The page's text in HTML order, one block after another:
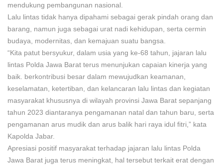
mendukung pembangunan nasional.
Lalu lintas tidak hanya dipahami sebagai gerak pindah orang dan
barang, namun juga sebagai urat nadi kehidupan, serta cermin
budaya, modernitas, dan kemajuan suatu bangsa.
“Kita patut bersyukur, dalam usia yang ke-68 tahun, jajaran lalu
lintas Polda Jawa Barat terus menunjukan capaian kinerja yang
baik. berkontribusi besar dalam mewujudkan keamanan,
keselamatan, ketertiban, dan kelancaran lalu lintas dan kegiatan
masyarakat khususnya di wilayah provinsi Jawa Barat sepanjang
tahun 2023 diantaranya pengamanan natal dan tahun baru, serta
pengamanan arus mudik dan arus balik hari raya idul fitri,” kata
Kapolda Jabar.
Apresiasi positif masyarakat terhadap jajaran lalu lintas Polda
Jawa Barat juga terus meningkat, hal tersebut terkait erat dengan